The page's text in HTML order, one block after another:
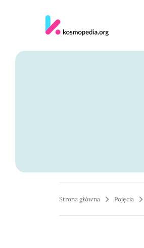
Strona główna Pojęcia